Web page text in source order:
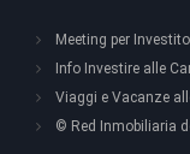
Meeting per
Info Investire alle
Viaggi e Vacanze
© Red Inmobiliaria